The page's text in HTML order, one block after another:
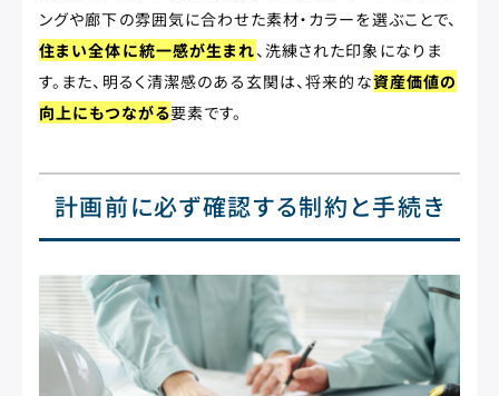
ングや廊下の雰囲気に合わせた素材・カラーを選ぶことで、
住まい全体に統一感が生まれ、洗練された印象になりま
す。また、明るく清潔感のある玄関は、将来的な資産価値の
向上にもつながる要素です。
計画前に必ず確認する制約と手続き